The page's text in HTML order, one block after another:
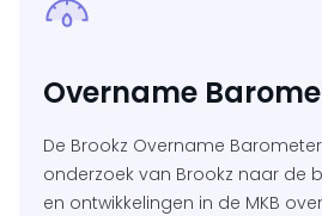
Overname
De Brookz Overname
onderzoek van Brookz naar de
en ontwikkelingen in de MKB